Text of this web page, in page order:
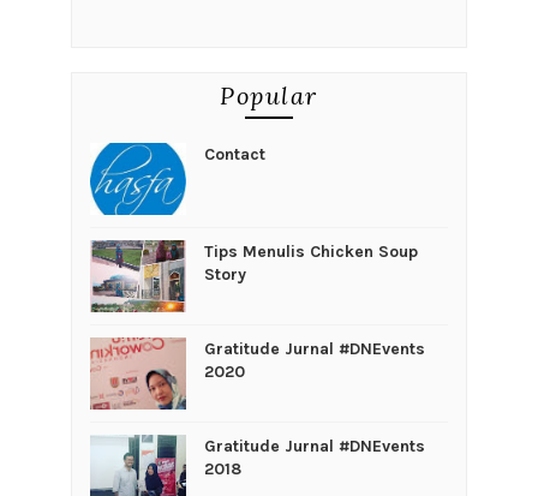
Popular
Contact
Tips Menulis Chicken Soup
Story
Gratitude Jurnal #DNEvents
2020
Gratitude Jurnal #DNEvents
2018